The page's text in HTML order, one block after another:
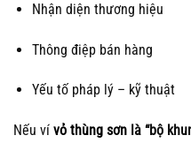
Nhận diện thương hiệu
Thông điệp bán hàng
Yếu tố pháp lý – kỹ thuật
Nếu ví vỏ thùng sơn là “bộ